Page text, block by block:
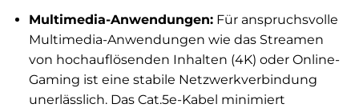
Multimedia-Anwendungen:Für anspruchsvolle
Multimedia-Anwendungen wie das Streamen
von hochauflösenden Inhalten (4K) oder Online-
Gaming ist eine stabile Netzwerkverbindung
unerlässlich. Das Cat.5e-Kabel minimiert